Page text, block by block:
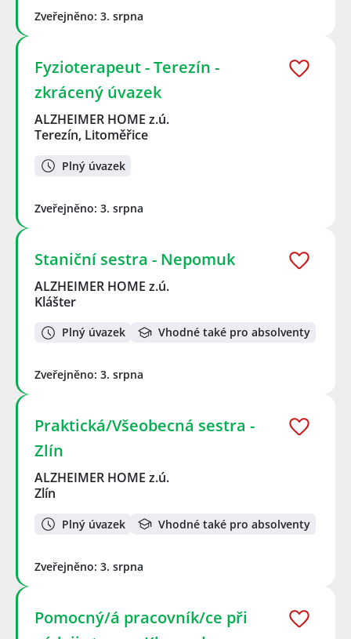
Zveřejněno: 3. srpna
Fyzioterapeut - Terezín -
zkrácený úvazek
ALZHEIMER HOME z.ú.
Terezín, Litoměřice
Plný úvazek
Zveřejněno: 3. srpna
Staniční sestra - Nepomuk
ALZHEIMER HOME z.ú.
Klášter
Plný úvazek Vhodné také pro absolventy
Zveřejněno: 3. srpna
Praktická/Všeobecná sestra -
Zlín
ALZHEIMER HOME z.ú.
Zlín
Plný úvazek Vhodné také pro absolventy
Zveřejněno: 3. srpna
Pomocný/á pracovník/ce při